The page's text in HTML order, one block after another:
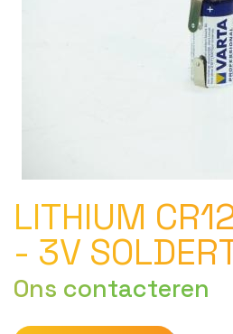
LITHIUM
- 3V
Ons contacteren